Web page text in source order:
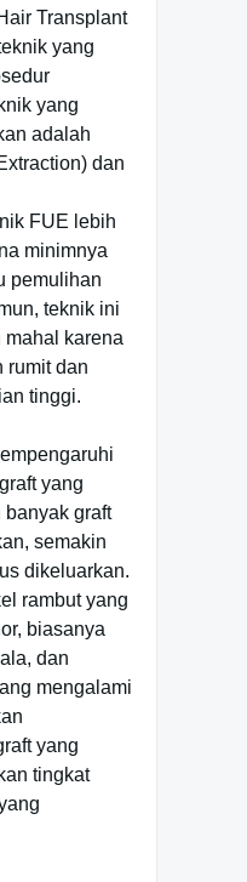
Transplant
yang
yang
adalah
dan
FUE lebih
minimnya
pemulihan
teknik ini
karena
rumit dan
tinggi.
yang
graft
semakin
dikeluarkan.
rambut yang
biasanya
dan
mengalami
yang
tingkat